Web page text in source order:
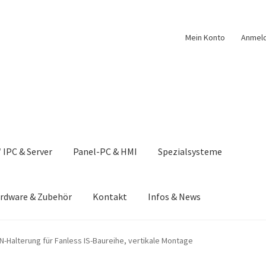
Mein Konto
IPC & Server Panel-PC & HMI Spezialsysteme
& Zubehör Kontakt Infos & News
& Privatsphäre Downloads
Halterung für Fanless IS-Baureihe, vertikale Montage